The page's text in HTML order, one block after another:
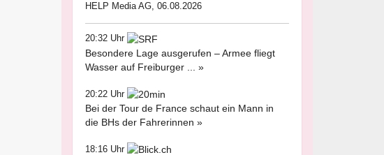
HELP Media AG, 06.08.2026
20:32 Uhr
Besondere Lage ausgerufen – Armee fliegt
Wasser auf Freiburger ... »
20:22 Uhr
Bei der Tour de France schaut ein Mann in
die BHs der Fahrerinnen »
18:16 Uhr